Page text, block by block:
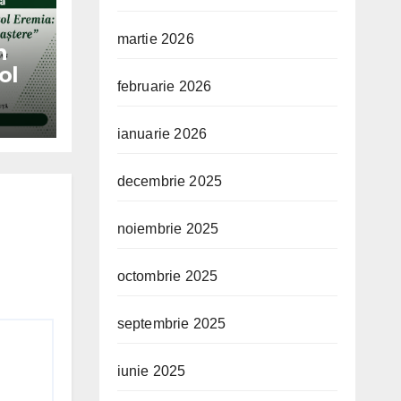
de
martie 2026
februarie 2026
ianuarie 2026
decembrie 2025
noiembrie 2025
octombrie 2025
septembrie 2025
iunie 2025